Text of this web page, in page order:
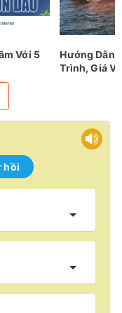
Với 5
Hướng Dẫn
Trình, Giá Vé
hồi